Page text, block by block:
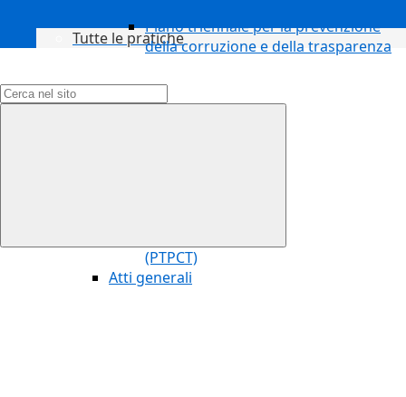
Tutte le pratiche
Piano triennale per la prevenzione
della corruzione e della trasparenza
(PTPCT)
Atti generali